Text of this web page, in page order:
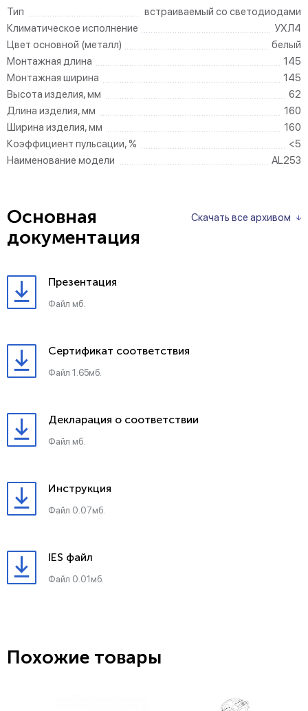
Тип
встраиваемый со светодиодами
Климатическое исполнение
УХЛ4
Цвет основной (металл)
белый
Монтажная длина
145
Монтажная ширина
145
Высота изделия, мм
62
Длина изделия, мм
160
Ширина изделия, мм
160
Коэффициент пульсации, %
<5
Наименование модели
AL253
Скачать все архивом
Основная
документация
Презентация
Файл мб.
Сертификат соответствия
Файл 1.65мб.
Декларация о соответствии
Файл мб.
Инструкция
Файл 0.07мб.
IES файл
Файл 0.01мб.
Похожие товары